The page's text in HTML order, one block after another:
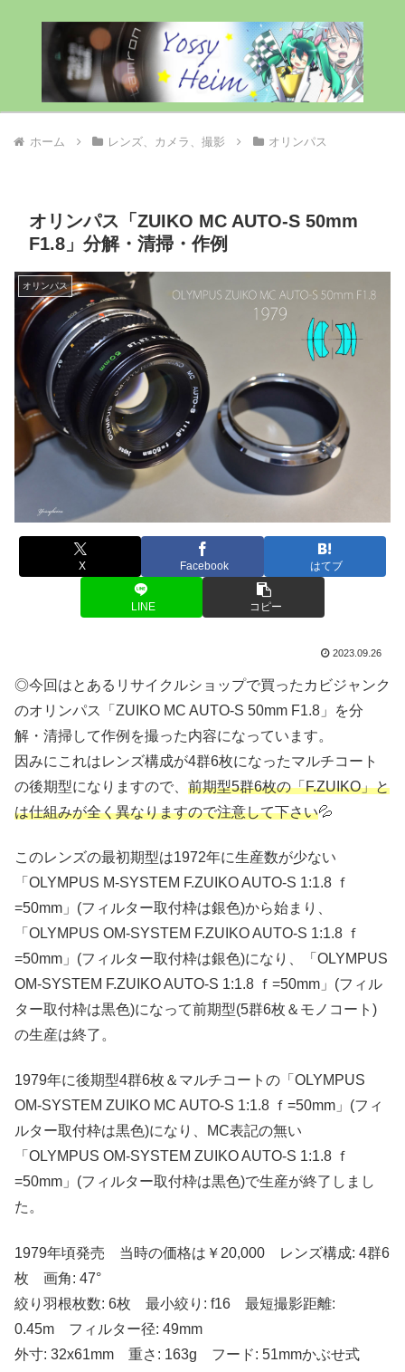
ホーム レンズ、カメラ、撮影 オリンパス
オリンパス「ZUIKO MC AUTO-S 50mm
F1.8」分解・清掃・作例
オリンパス
X Facebook はてブ
LINE コピー
2023.09.26
◎今回はとあるリサイクルショップで買ったカビジャンク
のオリンパス「ZUIKO MC AUTO-S 50mm F1.8」を分
解・清掃して作例を撮った内容になっています。
因みにこれはレンズ構成が4群6枚になったマルチコート
の後期型になりますので、 前期型5群6枚の「F.ZUIKO」と
は仕組みが全く異なりますので注意して下さい💦
このレンズの最初期型は1972年に生産数が少ない
「OLYMPUS M-SYSTEM F.ZUIKO AUTO-S 1:1.8 ｆ
=50mm」(フィルター取付枠は銀色)から始まり、
「OLYMPUS OM-SYSTEM F.ZUIKO AUTO-S 1:1.8 ｆ
=50mm」(フィルター取付枠は銀色)になり、「OLYMPUS
OM-SYSTEM F.ZUIKO AUTO-S 1:1.8 ｆ=50mm」(フィル
ター取付枠は黒色)になって前期型(5群6枚＆モノコート)
の生産は終了。
1979年に後期型4群6枚＆マルチコートの「OLYMPUS
OM-SYSTEM ZUIKO MC AUTO-S 1:1.8 ｆ=50mm」(フィ
ルター取付枠は黒色)になり、MC表記の無い
「OLYMPUS OM-SYSTEM ZUIKO AUTO-S 1:1.8 ｆ
=50mm」(フィルター取付枠は黒色)で生産が終了しまし
た。
1979年頃発売 当時の価格は￥20,000 レンズ構成: 4群6
枚 画角: 47°
絞り羽根枚数: 6枚 最小絞り: f16 最短撮影距離:
0.45m フィルター径: 49mm
外寸: 32x61mm 重さ: 163g フード: 51mmかぶせ式